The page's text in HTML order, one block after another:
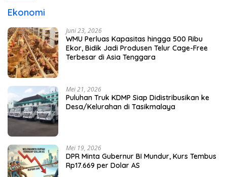
Ekonomi
Juni 23, 2026
WMU Perluas Kapasitas hingga 500 Ribu
Ekor, Bidik Jadi Produsen Telur Cage-Free
Terbesar di Asia Tenggara
Mei 21, 2026
Puluhan Truk KDMP Siap Didistribusikan ke
Desa/Kelurahan di Tasikmalaya
Mei 19, 2026
DPR Minta Gubernur BI Mundur, Kurs Tembus
Rp17.669 per Dolar AS